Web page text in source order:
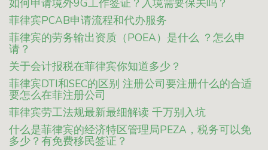
菲律宾PCAB申请流程和代办服务
菲律宾的劳务输出资质（POEA）是什么 ？怎么申
请？
关于会计报税在菲律宾你知道多少？
菲律宾DTI和SEC的区别 注册公司要注册什么的合适
要怎么在菲注册公司
菲律宾劳工法规最新最细解读 千万别入坑
什么是菲律宾的经济特区管理局PEZA，税务可以免
多少？有免费移民签证？